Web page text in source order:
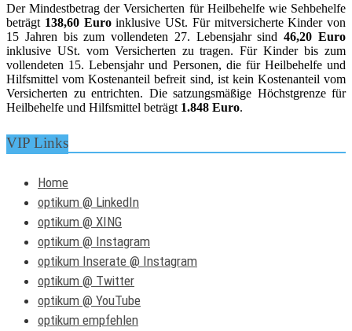
Der Mindestbetrag der Versicherten für Heilbehelfe wie Sehbehelfe
beträgt 138,60 Euroinklusive USt. Für mitversicherte Kinder von
15 Jahren bis zum vollendeten 27. Lebensjahr sind46,20 Euro
inklusive USt. vom Versicherten zu tragen. Für Kinder bis zum
vollendeten 15. Lebensjahr und Personen, die für Heilbehelfe und
Hilfsmittel vom Kostenanteil befreit sind, ist kein Kostenanteil vom
Versicherten zu entrichten. Die satzungsmäßige Höchstgrenze für
Heilbehelfe und Hilfsmittel beträgt 1.848 Euro.
VIP Links
Home
optikum @ LinkedIn
optikum @ XING
optikum @ Instagram
optikum Inserate @ Instagram
optikum @ Twitter
optikum @ YouTube
optikum empfehlen